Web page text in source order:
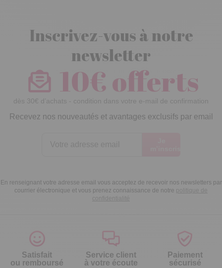
Inscrivez-vous à notre
newsletter
10€ offerts
dès 30€ d’achats - condition dans votre e-mail de confirmation
Recevez nos nouveautés et avantages exclusifs par email
En renseignant votre adresse email vous acceptez de recevoir nos newsletters par
courrier électronique et vous prenez connaissance de notre politique de
confidentialité
Satisfait
ou remboursé
Service client
à votre écoute
Paiement
sécurisé